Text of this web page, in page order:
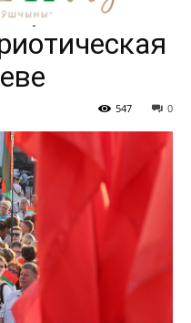
0
547